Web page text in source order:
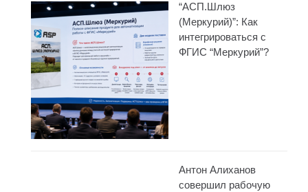
“АСП.Шлюз
(Меркурий)”: Как
интегрироваться с
ФГИС “Меркурий”?
Антон Алиханов
совершил рабочую